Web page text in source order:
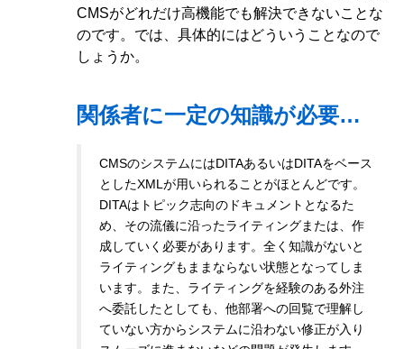
CMSがどれだけ高機能でも解決できないことな
のです。では、具体的にはどういうことなので
しょうか。
関係者に一定の知識が必要…
CMSのシステムにはDITAあるいはDITAをベース
としたXMLが用いられることがほとんどです。
DITAはトピック志向のドキュメントとなるた
め、その流儀に沿ったライティングまたは、作
成していく必要があります。全く知識がないと
ライティングもままならない状態となってしま
います。また、ライティングを経験のある外注
へ委託したとしても、他部署への回覧で理解し
ていない方からシステムに沿わない修正が入り